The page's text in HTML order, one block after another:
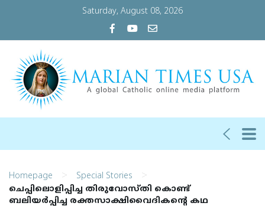
Saturday, August 08, 2026
Homepage > Special Stories >
ചെപ്പിലൊളിപ്പിച്ച തിരുവോസ്തി കൊണ്ട്
ബലിയര്‍പ്പിച്ച രക്തസാക്ഷിവൈദികന്റെ കഥ